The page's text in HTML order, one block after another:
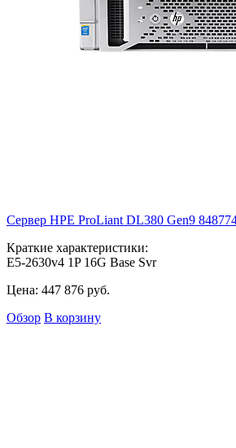
Сервер HPE ProLiant DL380 Gen9
Краткие характеристики:
E5-2630v4 1P 16G Base Svr
Цена: 447 876 руб.
Обзор В корзину